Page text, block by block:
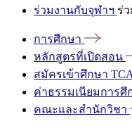
ร่วมงานกับจุฬาฯ ร่
การศึกษา
หลักสูตรที่เปิดสอน
สมัครเข้าศึกษา
ค่าธรรมเนียมการศึ
คณะและสำนักวิชา